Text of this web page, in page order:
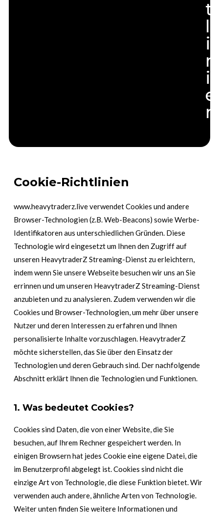
t
l
i
n
i
e
n
Cookie-Richtlinien
www.heavytraderz.liveverwendet Cookies und andere
Browser-Technologien (z.B. Web-Beacons) sowie Werbe-
Identifikatoren aus unterschiedlichen Gründen. Diese
Technologie wird eingesetzt um Ihnen den Zugriff auf
unseren HeavytraderZ Streaming-Dienst zu erleichtern,
indem wenn Sie unsere Webseite besuchen wir uns an Sie
errinnen und um unseren HeavytraderZ Streaming-Dienst
anzubieten und zu analysieren. Zudem verwenden wir die
Cookies und Browser-Technologien, um mehr über unsere
Nutzer und deren Interessen zu erfahren und Ihnen
personalisierte Inhalte vorzuschlagen. HeavytraderZ
möchte sicherstellen, das Sie über den Einsatz der
Technologien und deren Gebrauch sind. Der nachfolgende
Abschnitt erklärt Ihnen die Technologien und Funktionen.
1. Was bedeutet Cookies?
Cookies sind Daten, die von einer Website, die Sie
besuchen, auf Ihrem Rechner gespeichert werden. In
einigen Browsern hat jedes Cookie eine eigene Datei, die
im Benutzerprofil abgelegt ist. Cookies sind nicht die
einzige Art von Technologie, die diese Funktion bietet. Wir
verwenden auch andere, ähnliche Arten von Technologie.
Weiter unten finden Sie weitere Informationen und